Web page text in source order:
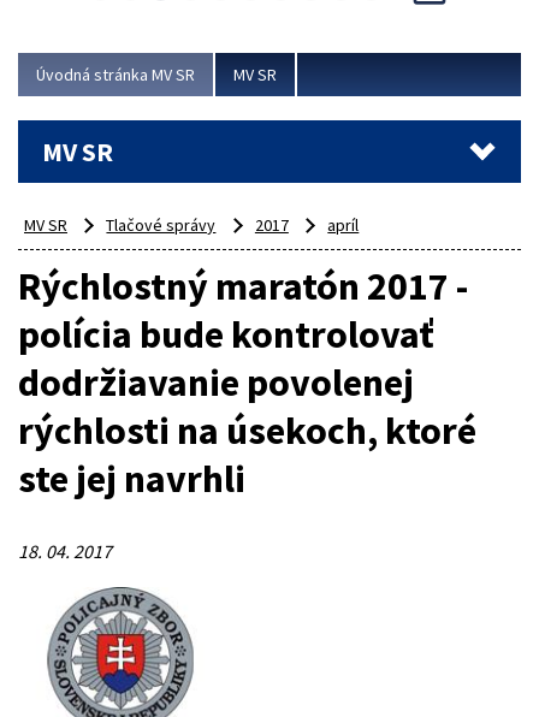
Viac
Úvodná stránka MV SR MV SR
MV SR
MV SR Tlačové správy 2017 apríl
Rýchlostný maratón 2017 -
polícia bude kontrolovať
dodržiavanie povolenej
rýchlosti na úsekoch, ktoré
ste jej navrhli
18. 04. 2017